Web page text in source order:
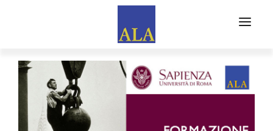
CHI SIAMO
PARTNERS
EVENTI